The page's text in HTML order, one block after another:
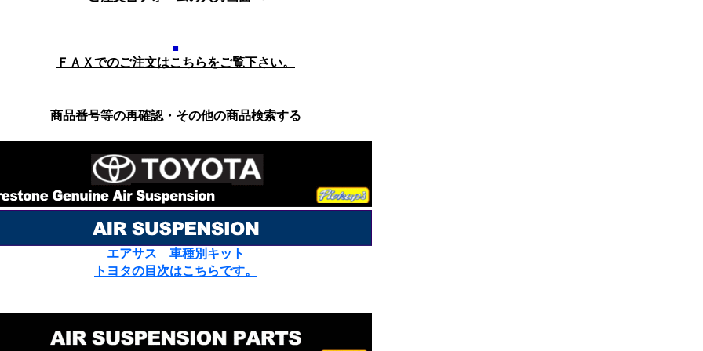
■
ＦＡＸでのご注文はこちらをご覧下さい。
商品番号等の再確認・その他の商品検索する
エアサス 車種別キット
トヨタの目次はこちらです。